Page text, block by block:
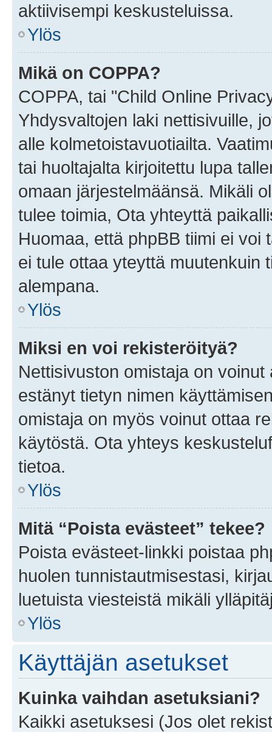
aktiivisempi keskusteluissa.
Ylös
Mikä on COPPA?
COPPA, tai "Child Online
Yhdysvaltojen laki nettisivuille,
alle kolmetoistavuotiailta.
tai huoltajalta kirjoitettu lupa
omaan järjestelmäänsä. Mikäli
tulee toimia, Ota yhteyttä
Huomaa, että phpBB tiimi ei
ei tule ottaa yteyttä muutenkuin
alempana.
Ylös
Miksi en voi rekisteröityä?
Nettisivuston omistaja on
estänyt tietyn nimen
omistaja on myös voinut ottaa
käytöstä. Ota yhteys
tietoa.
Ylös
Mitä “Poista evästeet” tekee?
Poista evästeet-linkki poistaa
huolen tunnistautmisestasi,
luetuista viesteistä mikäli
Ylös
Käyttäjän asetukset
Kuinka vaihdan asetuksiani?
Kaikki asetuksesi (Jos olet